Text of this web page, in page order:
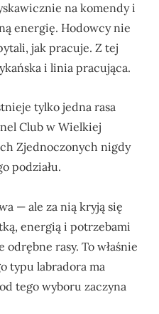
na komendy i
energię. Hodowcy nie
jak pracuje. Z tej
i linia pracująca.
tylko jedna rasa
Club w Wielkiej
Zjednoczonych nigdy
podziału.
— ale za nią kryją się
energią i potrzebami
rasy. To właśnie
typu labradora ma
tego wyboru zaczyna